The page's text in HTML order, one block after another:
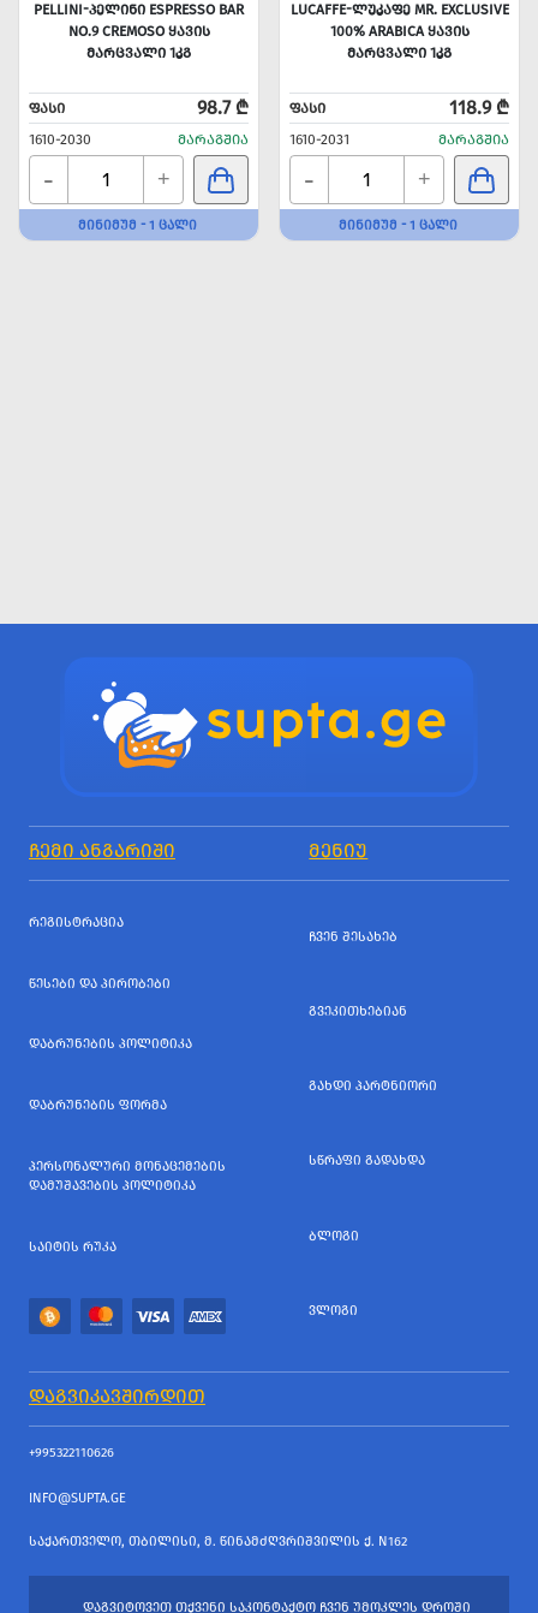
PELLINI-ᲞᲔᲚᲘᲜᲘ ESPRESSO BAR
NO.9 CREMOSO ᲧᲐᲕᲘᲡ
ᲛᲐᲠᲪᲕᲐᲚᲘ 1ᲙᲒ
ᲤᲐᲡᲘ 98.7 ₾
1610-2030 ᲛᲐᲠᲐᲒᲨᲘᲐ
- +
ᲛᲘᲜᲘᲛᲣᲛ - 1 ᲪᲐᲚᲘ
LUCAFFE-ᲚᲣᲙᲐᲤᲔ MR. EXCLUSIVE
100% ARABICA ᲧᲐᲕᲘᲡ
ᲛᲐᲠᲪᲕᲐᲚᲘ 1ᲙᲒ
ᲤᲐᲡᲘ 118.9 ₾
1610-2031 ᲛᲐᲠᲐᲒᲨᲘᲐ
- +
ᲛᲘᲜᲘᲛᲣᲛ - 1 ᲪᲐᲚᲘ
ᲩᲔᲛᲘ ᲐᲜᲒᲐᲠᲘᲨᲘ ᲛᲔᲜᲘᲣ
ᲠᲔᲒᲘᲡᲢᲠᲐᲪᲘᲐ
ᲬᲔᲡᲔᲑᲘ ᲓᲐ ᲞᲘᲠᲝᲑᲔᲑᲘ
ᲓᲐᲑᲠᲣᲜᲔᲑᲘᲡ ᲞᲝᲚᲘᲢᲘᲙᲐ
ᲓᲐᲑᲠᲣᲜᲔᲑᲘᲡ ᲤᲝᲠᲛᲐ
ᲞᲔᲠᲡᲝᲜᲐᲚᲣᲠᲘ ᲛᲝᲜᲐᲪᲔᲛᲔᲑᲘᲡ
ᲓᲐᲛᲣᲨᲐᲕᲔᲑᲘᲡ ᲞᲝᲚᲘᲢᲘᲙᲐ
ᲡᲐᲘᲢᲘᲡ ᲠᲣᲙᲐ
ᲩᲕᲔᲜ ᲨᲔᲡᲐᲮᲔᲑ
ᲒᲕᲔᲙᲘᲗᲮᲔᲑᲘᲐᲜ
ᲒᲐᲮᲓᲘ ᲞᲐᲠᲢᲜᲘᲝᲠᲘ
ᲡᲬᲠᲐᲤᲘ ᲒᲐᲓᲐᲮᲓᲐ
ᲑᲚᲝᲒᲘ
ᲕᲚᲝᲒᲘ
ᲓᲐᲒᲕᲘᲙᲐᲕᲨᲘᲠᲓᲘᲗ
+995322110626
INFO@SUPTA.GE
ᲡᲐᲥᲐᲠᲗᲕᲔᲚᲝ, ᲗᲑᲘᲚᲘᲡᲘ, Მ. ᲬᲘᲜᲐᲛᲫᲦᲕᲠᲘᲨᲕᲘᲚᲘᲡ Ქ. N162
ᲓᲐᲒᲕᲘᲢᲝᲕᲔᲗ ᲗᲥᲕᲔᲜᲘ ᲡᲐᲙᲝᲜᲢᲐᲥᲢᲝ ᲩᲕᲔᲜ ᲣᲛᲝᲙᲚᲔᲡ ᲓᲠᲝᲨᲘ